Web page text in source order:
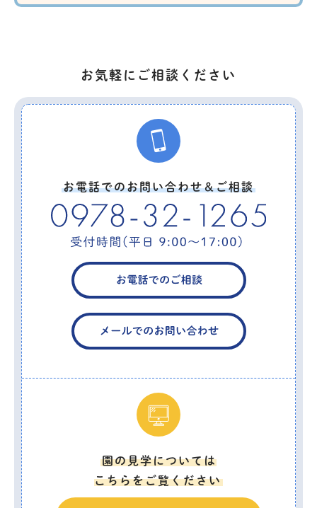
お気軽にご相談ください
お電話でのお問い合わせ＆ご相談
園の見学については
こちらをご覧ください